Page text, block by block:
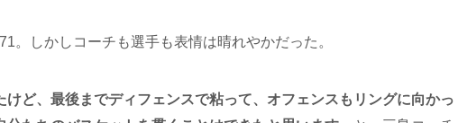
。しかしコーチも選手も表情は晴れやかだった。
けど、最後までディフェンスで粘って、オフェンスもリングに向かっ